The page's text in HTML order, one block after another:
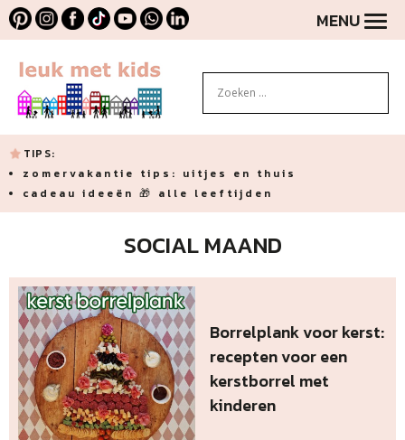
MENU
TIPS:
zomervakantie tips: uitjes en thuis
cadeau ideeën 🎁 alle leeftijden
SOCIAL MAAND
Borrelplank voor kerst:
recepten voor een
kerstborrel met
kinderen